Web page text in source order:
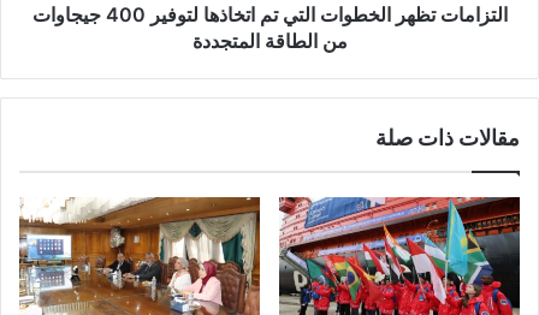
التزامات تظهر الخطوات التي تم اتخاذها لتوفير 400 جيجاوات
من الطاقة المتجددة
مقالات ذات صلة